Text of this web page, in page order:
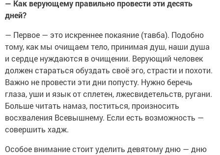
— Как верующему правильно провести эти десять
дней?
— Первое — это искреннее покаяние (тавба). Подобно
тому, как мы очищаем тело, принимая душ, наши душа
и сердце нуждаются в очищении. Верующий человек
должен стараться обуздать своё эго, страсти и похоти.
Важно не провести эти дни попусту. Нужно беречь
глаза, уши и язык от сплетен, лжесвидетельств, ругани.
Больше читать намаз, поститься, произносить
восхваления Всевышнему. Если есть возможность —
совершить хадж.
Особое внимание стоит уделить девятому дню — дню